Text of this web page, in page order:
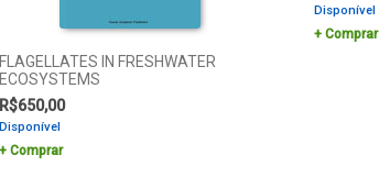
FLAGELLATES IN FRESHWATER
ECOSYSTEMS
R$650,00
Disponível
Comprar
Disponível
Comprar